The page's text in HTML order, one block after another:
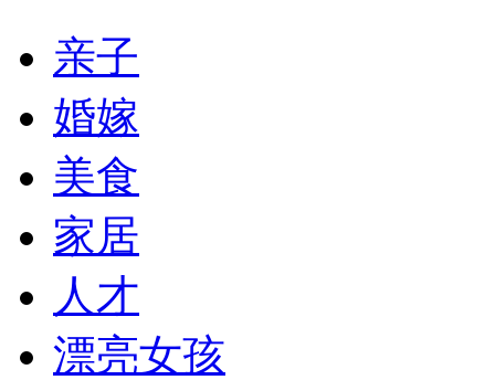
亲子
婚嫁
美食
家居
人才
漂亮女孩